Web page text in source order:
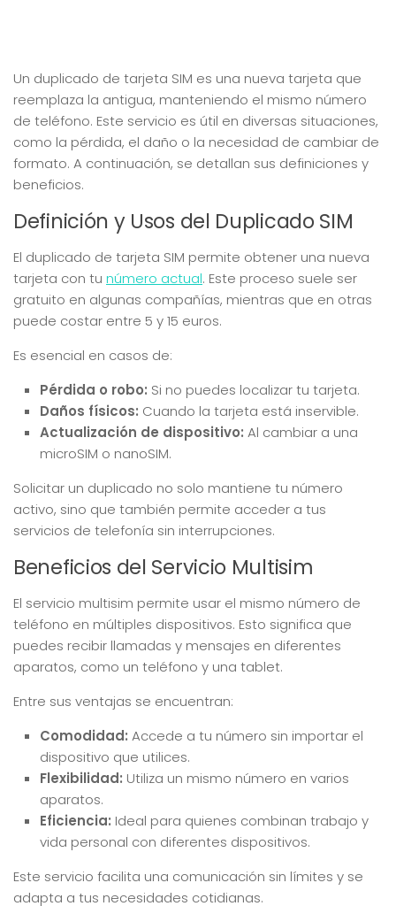
Un duplicado de tarjeta SIM es una nueva tarjeta que
reemplaza la antigua, manteniendo el mismo número
de teléfono. Este servicio es útil en diversas situaciones,
como la pérdida, el daño o la necesidad de cambiar de
formato. A continuación, se detallan sus definiciones y
beneficios.
Definición y Usos del Duplicado SIM
El duplicado de tarjeta SIM permite obtener una nueva
tarjeta con tu número actual. Este proceso suele ser
gratuito en algunas compañías, mientras que en otras
puede costar entre 5 y 15 euros.
Es esencial en casos de:
Pérdida o robo: Si no puedes localizar tu tarjeta.
Daños físicos: Cuando la tarjeta está inservible.
Actualización de dispositivo: Al cambiar a una
microSIM o nanoSIM.
Solicitar un duplicado no solo mantiene tu número
activo, sino que también permite acceder a tus
servicios de telefonía sin interrupciones.
Beneficios del Servicio Multisim
El servicio multisim permite usar el mismo número de
teléfono en múltiples dispositivos. Esto significa que
puedes recibir llamadas y mensajes en diferentes
aparatos, como un teléfono y una tablet.
Entre sus ventajas se encuentran:
Comodidad: Accede a tu número sin importar el
dispositivo que utilices.
Flexibilidad: Utiliza un mismo número en varios
aparatos.
Eficiencia: Ideal para quienes combinan trabajo y
vida personal con diferentes dispositivos.
Este servicio facilita una comunicación sin límites y se
adapta a tus necesidades cotidianas.